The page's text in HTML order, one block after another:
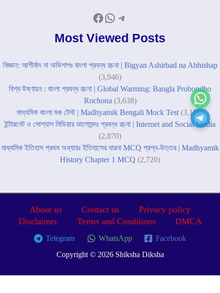
Facebook
WhatsApp
Telegram
Most Viewed Posts
বিজ্ঞান: আশীর্বাদ না অভিশাপঃ বাংলা প্রবন্ধ রচনা | Bigyan Ashirbad na Abhishap
(3,946)
বিশ্ব উষ্ণায়ন : বাংলা প্রবন্ধ রচনা | Global Warming: Bangla Probondho
Rochona (3,638)
মাধ্যমিক বাংলা মক টেস্ট | Madhyamik Bengali Mock Test (3,109)
ইন্টারনেট ও সোশ্যাল মিডিয়ার ভালোমন্দঃ প্রবন্ধ রচনা | Internet and Social Media
(2,870)
মাধ্যমিক ইতিহাস প্রথম অধ্যায়ঃ ইতিহাসের ধারনা MCQ প্রশ্ন-উত্তর | Madhyamik
History Chapter 1 MCQ (2,720)
About us Contact us
Privacy policy
Disclaimer
Terms and Conditions DMCA
Telegram WhatsApp
Facebook
Copyright © 2026 Shiksha Diksha